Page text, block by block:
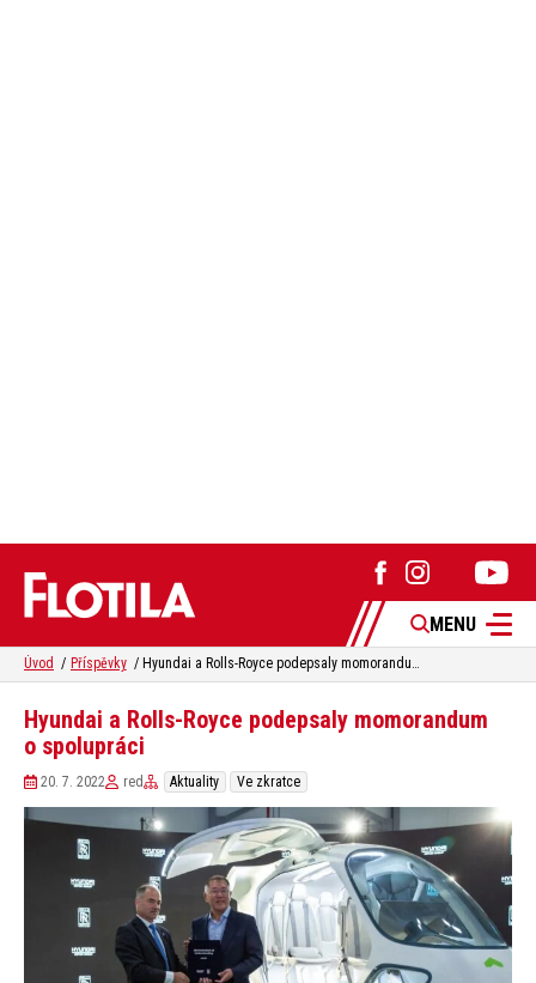
MENU
Úvod Příspěvky Hyundai a Rolls-Royce podepsaly momorandum o spolupráci
Hyundai a Rolls-Royce podepsaly momorandum
o spolupráci
20. 7. 2022 red Aktuality Ve zkratce